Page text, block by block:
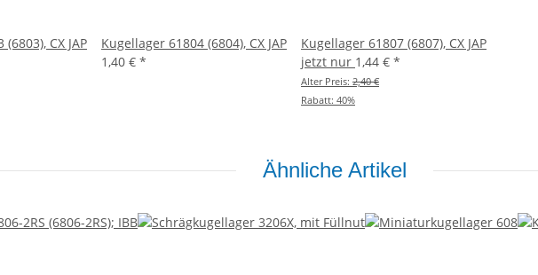
CX JAP
Kugellager 61804 (6804), CX JAP
1,40 € *
Kugellager 61807 (6807), CX JAP
jetzt nur 1,44 € *
Alter Preis: 2,40 €
Rabatt: 40%
Ähnliche Artikel